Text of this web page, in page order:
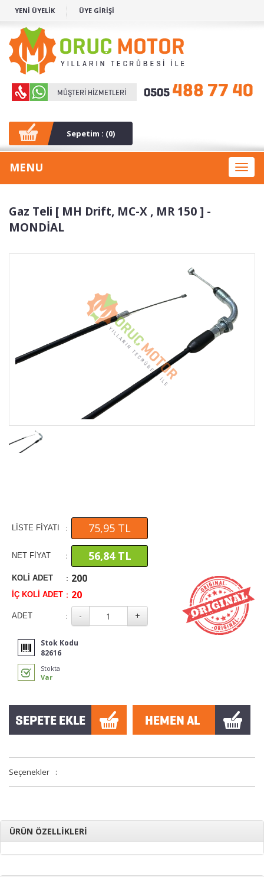
YENİ ÜYELİK ÜYE GİRİŞİ
Sepetim : (0)
Toggle
MENU
Gaz Teli [ MH Drift, MC-X , MR 150 ] -
MONDİAL
LİSTE FİYATI : 75,95 TL
NET FİYAT : 56,84 TL
KOLİ ADET : 200
İÇ KOLİ ADET : 20
ADET :
Stok Kodu
82616
Stokta
Var
Seçenekler :
ÜRÜN ÖZELLİKLERİ